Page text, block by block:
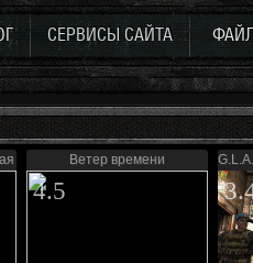
СЕРВИСЫ САЙТА
Ветер времени
4.5